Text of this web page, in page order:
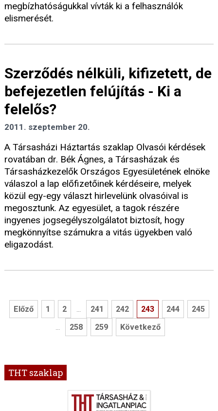
megbízhatóságukkal vívták ki a felhasználók
elismerését.
Szerződés nélküli, kifizetett, de
befejezetlen felújítás - Ki a
felelős?
2011. szeptember 20.
A Társasházi Háztartás szaklap Olvasói kérdések
rovatában dr. Bék Ágnes, a Társasházak és
Társasházkezelők Országos Egyesületének elnöke
válaszol a lap előfizetőinek kérdéseire, melyek
közül egy-egy választ hirlevelünk olvasóival is
megosztunk. Az egyesület, a tagok részére
ingyenes jogsegélyszolgálatot biztosít, hogy
megkönnyítse számukra a vitás ügyekben való
eligazodást.
Előző 1 2 ... 241 242 243 244 245
... 258 259 Következő
THT szaklap